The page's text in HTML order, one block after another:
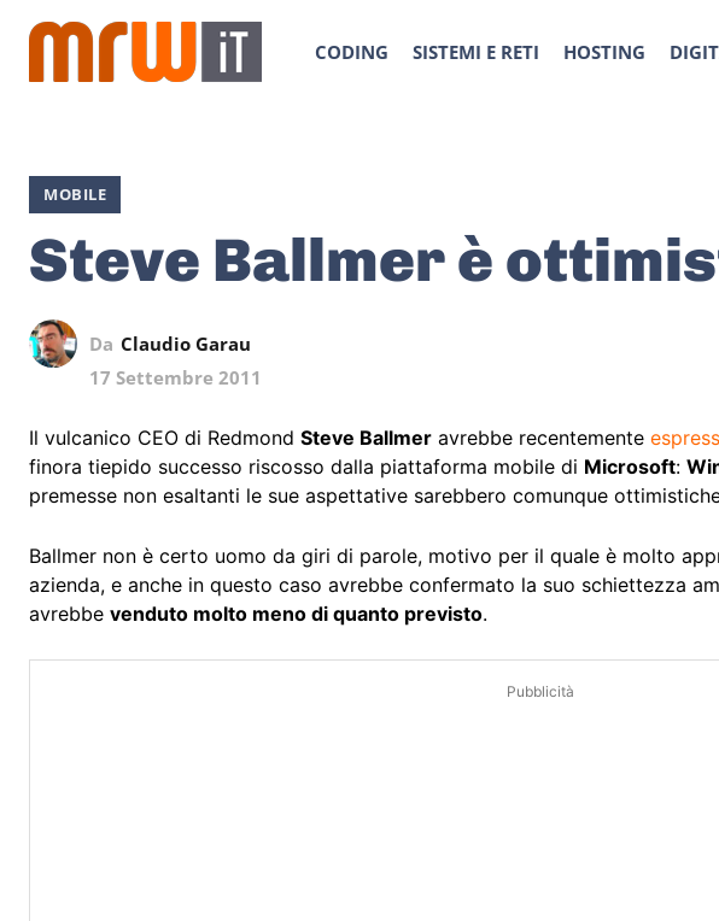
CODING SISTEMI E RETI HOSTING
MOBILE
Steve Ballmer è
Da Claudio Garau
17 Settembre 2011
Il vulcanico CEO di Redmond Steve Ballmer avrebbe recentemente
finora tiepido successo riscosso dalla piattaforma mobile di Microsoft:
premesse non esaltanti le sue aspettative sarebbero comunque
Ballmer non è certo uomo da giri di parole, motivo per il quale è molto
azienda, e anche in questo caso avrebbe confermato la suo schiettezza
avrebbe venduto molto meno di quanto previsto.
Pubblicità